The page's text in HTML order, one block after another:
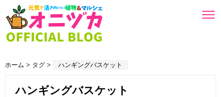
ホーム > タグ > ハンギングバスケット
ハンギングバスケット